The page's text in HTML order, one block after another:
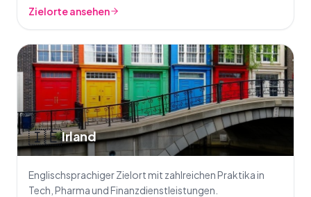
Zielorte ansehen
🇮🇪Irland
Englischsprachiger Zielort mit zahlreichen Praktika in
Tech, Pharma und Finanzdienstleistungen.